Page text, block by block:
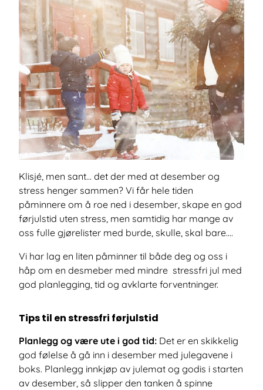
Klisjé, men sant... det der med at desember og
stress henger sammen? Vi får hele tiden
påminnere om å roe ned i desember, skape en god
førjulstid uten stress, men samtidig har mange av
oss fulle gjørelister med burde, skulle, skal bare....
Vi har lag en liten påminner til både deg og oss i
håp om en desmeber med mindre stressfri jul med
god planlegging, tid og avklarte forventninger.
Tips til en stressfri førjulstid
Planlegg og være ute i god tid: Det er en skikkelig
god følelse å gå inn i desember med julegavene i
boks. Planlegg innkjøp av julemat og godis i starten
av desember, så slipper den tanken å spinne